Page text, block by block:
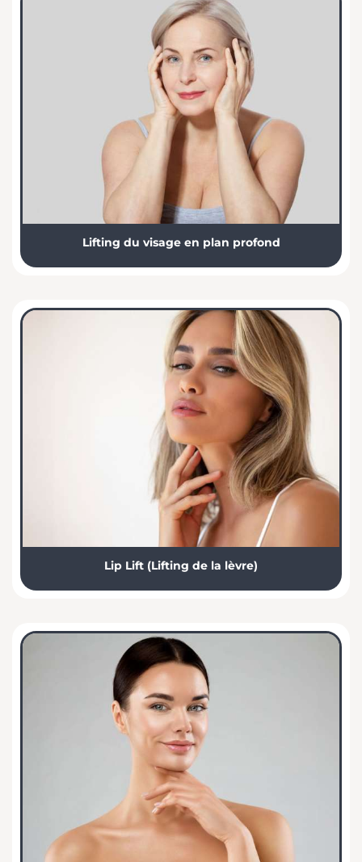
Lifting du visage en plan profond
Lip Lift (Lifting de la lèvre)